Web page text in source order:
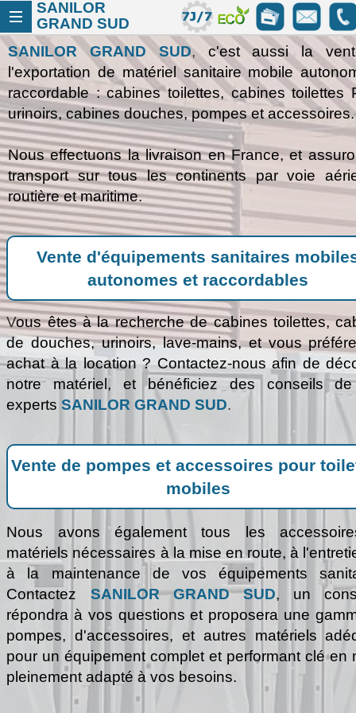
SANILOR
GRAND SUD
SANILOR GRAND SUD, c'est aussi la
l'exportation de matériel sanitaire mobile
raccordable : cabines toilettes, cabines toilettes
urinoirs, cabines douches, pompes et accessoires.
Nous effectuons la livraison en France, et
transport sur tous les continents par voie
routière et maritime.
Vente d'équipements sanitaires
autonomes et raccordables
Vous êtes à la recherche de cabines toilettes,
de douches, urinoirs, lave-mains, et vous
achat à la location? Contactez-nous afin de
notre matériel, et bénéficiez des conseils
experts SANILOR GRAND SUD.
Vente de pompes et accessoires pour
mobiles
Nous avons également tous les
matériels nécessaires à la mise en route, à
à la maintenance de vos équipements
Contactez
SANILOR GRAND SUD, un
répondra à vos questions et proposera une
pompes, d'accessoires, et autres matériels
pour un équipement complet et performant clé en
pleinement adapté à vos besoins.